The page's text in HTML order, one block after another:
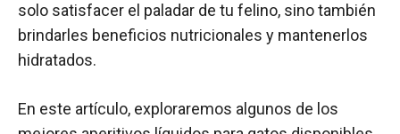
solo satisfacer el paladar de tu felino, sino también
brindarles beneficios nutricionales y mantenerlos
hidratados.
En este artículo, exploraremos algunos de los